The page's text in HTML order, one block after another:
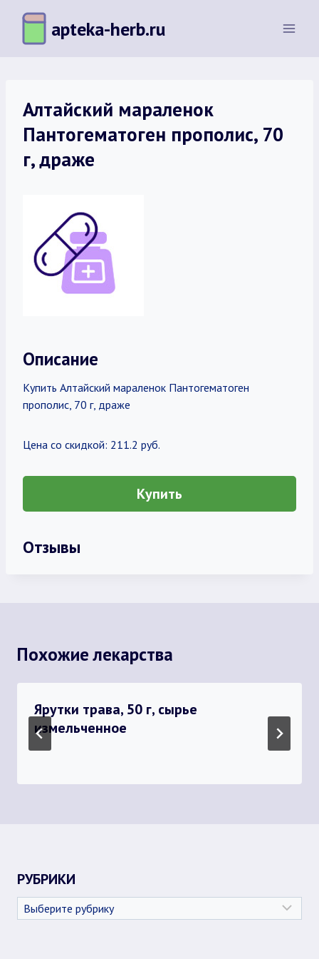
Перейти
содержимому
apteka-herb.ru
Алтайский мараленок
Пантогематоген прополис, 70
г, драже
Описание
Купить Алтайский мараленок Пантогематоген
прополис, 70 г, драже
Цена со скидкой: 211.2 руб.
Купить
Отзывы
Похожие лекарства
Ярутки трава, 50 г, сырье
измельченное
РУБРИКИ
Рубрики